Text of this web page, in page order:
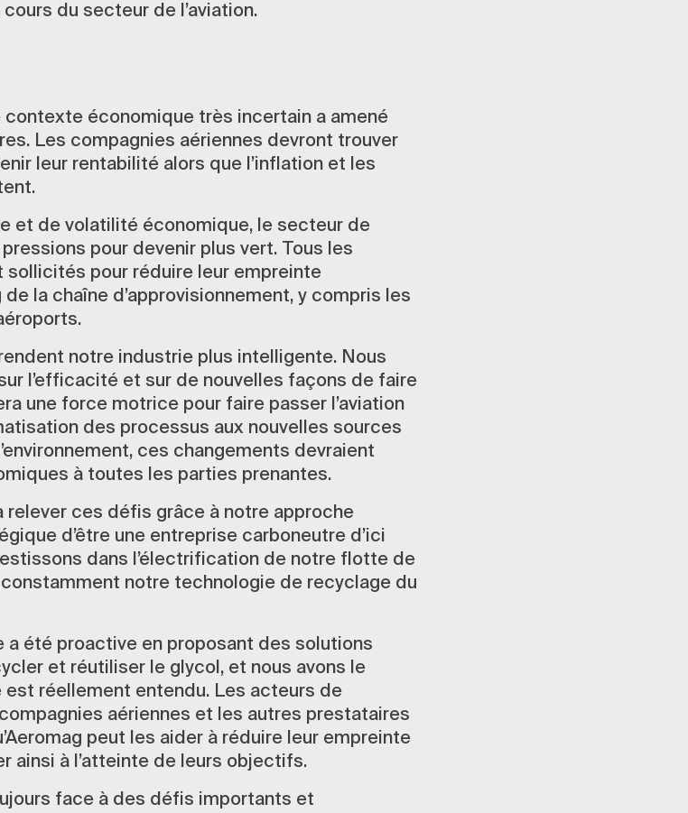
du secteur de l’aviation.
contexte économique très incertain a amené
Les compagnies aériennes devront trouver
leur rentabilité alors que l’inflation et les
et de volatilité économique, le secteur de
pour devenir plus vert. Tous les
sollicités pour réduire leur empreinte
la chaîne d’approvisionnement, y compris les
notre industrie plus intelligente. Nous
l’efficacité et sur de nouvelles façons de faire
une force motrice pour faire passer l’aviation
des processus aux nouvelles sources
ces changements devraient
à toutes les parties prenantes.
relever ces défis grâce à notre approche
d’être une entreprise carboneutre d’ici
dans l’électrification de notre flotte de
notre technologie de recyclage du
a été proactive en proposant des solutions
et réutiliser le glycol, et nous avons le
réellement entendu. Les acteurs de
aériennes et les autres prestataires
peut les aider à réduire leur empreinte
ainsi à l’atteinte de leurs objectifs.
face à des défis importants et